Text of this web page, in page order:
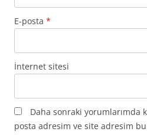
E-posta *
İnternet sitesi
Daha sonraki yorumlarımda
posta adresim ve site adresim bu